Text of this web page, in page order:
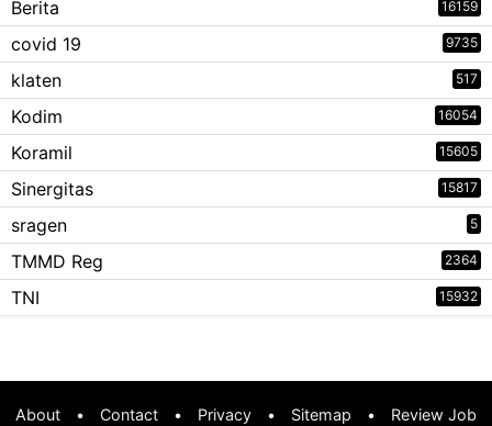
Berita 16159
covid 19 9735
klaten 517
Kodim 16054
Koramil 15605
Sinergitas 15817
sragen 5
TMMD Reg 2364
TNI 15932
About • Contact • Privacy • Sitemap • Review Job